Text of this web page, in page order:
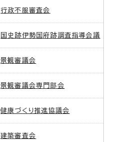
行政不服審査会
国史跡伊勢国府跡調査指導会議
景観審議会
景観審議会専門部会
健康づくり推進協議会
建築審査会